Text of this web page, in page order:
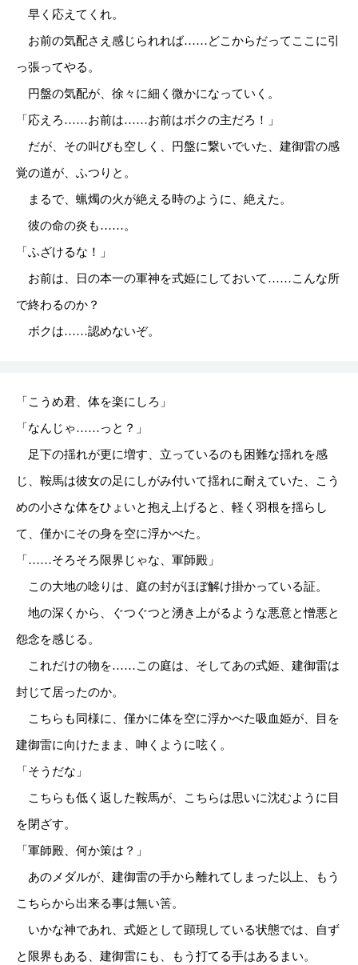
早く応えてくれ。
お前の気配さえ感じられれば……どこからだってここに引
っ張ってやる。
円盤の気配が、徐々に細く微かになっていく。
「応えろ……お前は……お前はボクの主だろ！」
だが、その叫びも空しく、円盤に繋いでいた、建御雷の感
覚の道が、ふつりと。
まるで、蝋燭の火が絶える時のように、絶えた。
彼の命の炎も……。
「ふざけるな！」
お前は、日の本一の軍神を式姫にしておいて……こんな所
で終わるのか？
ボクは……認めないぞ。
「こうめ君、体を楽にしろ」
「なんじゃ……っと？」
足下の揺れが更に増す、立っているのも困難な揺れを感
じ、鞍馬は彼女の足にしがみ付いて揺れに耐えていた、こう
めの小さな体をひょいと抱え上げると、軽く羽根を揺らし
て、僅かにその身を空に浮かべた。
「……そろそろ限界じゃな、軍師殿」
この大地の唸りは、庭の封がほぼ解け掛かっている証。
地の深くから、ぐつぐつと湧き上がるような悪意と憎悪と
怨念を感じる。
これだけの物を……この庭は、そしてあの式姫、建御雷は
封じて居ったのか。
こちらも同様に、僅かに体を空に浮かべた吸血姫が、目を
建御雷に向けたまま、呻くように呟く。
「そうだな」
こちらも低く返した鞍馬が、こちらは思いに沈むように目
を閉ざす。
「軍師殿、何か策は？」
あのメダルが、建御雷の手から離れてしまった以上、もう
こちらから出来る事は無い筈。
いかな神であれ、式姫として顕現している状態では、自ず
と限界もある、建御雷にも、もう打てる手はあるまい。